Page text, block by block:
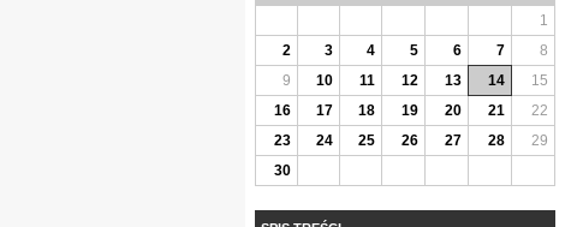
1
2
3 4 5 6 7
8
9
10 11 12 13 14
15
16
17 18 19 20 21
22
23
24 25 26 27 28
29
30